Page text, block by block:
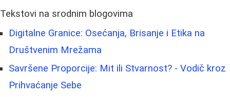
Tekstovi na srodnim blogovima
Digitalne Granice: Osećanja, Brisanje i Etika na
Društvenim Mrežama
Savršene Proporcije: Mit ili Stvarnost? - Vodič kroz
Prihvaćanje Sebe